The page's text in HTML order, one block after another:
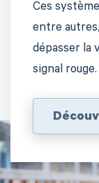
Ces
entre
dépasser la
signal rouge.